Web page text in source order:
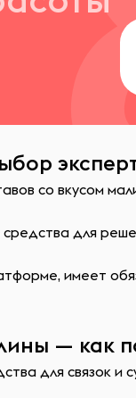
со вкусом
для
имеет
— как
для связок и